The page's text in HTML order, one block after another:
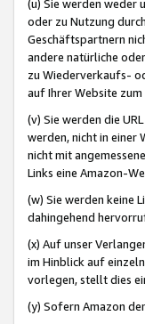
(u) Sie werden weder
oder zu Nutzung
Geschäftspartnern
andere natürliche
zu Wiederverkaufs-
auf Ihrer Website
(v) Sie werden die
werden, nicht in einer
nicht mit
Links eine Amazon-
(w) Sie werden keine
dahingehend
(x) Auf unser
im Hinblick auf
vorlegen, stellt dies
(y) Sofern Amazon